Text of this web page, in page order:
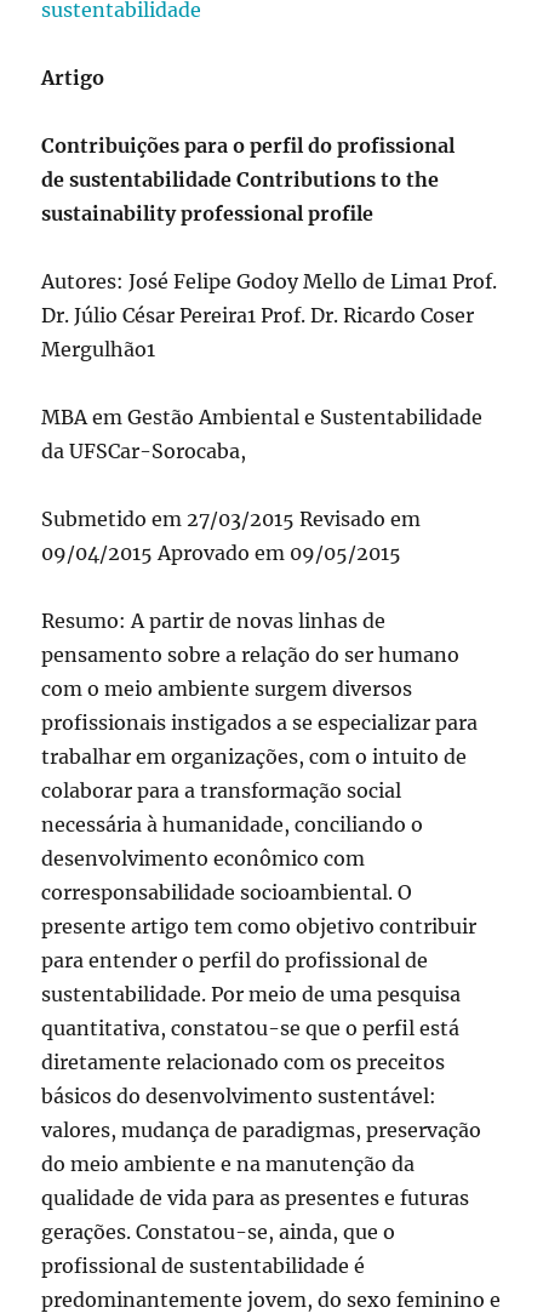
Artigo
Contribuições para o perfil do profissional
de sustentabilidade Contributions to the
sustainability professional profile
Autores: José Felipe Godoy Mello de Lima1 Prof.
Dr. Júlio César Pereira1 Prof. Dr. Ricardo Coser
Mergulhão1
MBA em Gestão Ambiental e Sustentabilidade
da UFSCar-Sorocaba,
Submetido em 27/03/2015 Revisado em
09/04/2015 Aprovado em 09/05/2015
Resumo: A partir de novas linhas de
pensamento sobre a relação do ser humano
com o meio ambiente surgem diversos
profissionais instigados a se especializar para
trabalhar em organizações, com o intuito de
colaborar para a transformação social
necessária à humanidade, conciliando o
desenvolvimento econômico com
corresponsabilidade socioambiental. O
presente artigo tem como objetivo contribuir
para entender o perfil do profissional de
sustentabilidade. Por meio de uma pesquisa
quantitativa, constatou-se que o perfil está
diretamente relacionado com os preceitos
básicos do desenvolvimento sustentável:
valores, mudança de paradigmas, preservação
do meio ambiente e na manutenção da
qualidade de vida para as presentes e futuras
gerações. Constatou-se, ainda, que o
profissional de sustentabilidade é
predominantemente jovem, do sexo feminino e